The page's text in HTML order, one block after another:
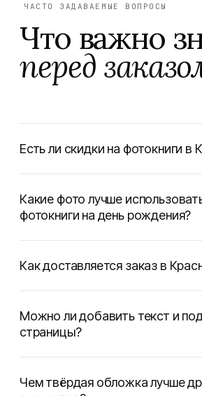
ЧАСТО ЗАДАВАЕМЫЕ ВОПРОСЫ
Что важно
перед
Есть ли скидки на фотокниги в
Какие фото лучше
фотокниги на день рождения?
Как доставляется заказ в
Можно ли добавить текст и
страницы?
Чем твёрдая обложка лучше